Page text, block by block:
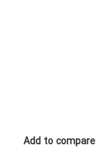
Add to compare